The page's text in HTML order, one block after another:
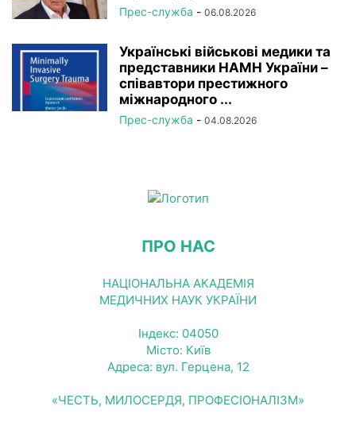
Прес-служба - 06.08.2026
Українські військові медики та
представники НАМН України –
співавтори престижного
міжнародного ...
Прес-служба - 04.08.2026
ПРО НАС
НАЦІОНАЛЬНА АКАДЕМІЯ
МЕДИЧНИХ НАУК УКРАЇНИ
Індекс: 04050
Місто: Київ
Адреса: вул. Герцена, 12
«ЧЕСТЬ, МИЛОСЕРДЯ, ПРОФЕСІОНАЛІЗМ»